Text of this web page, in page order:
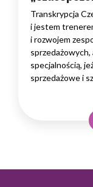
czas?
Transkrypcja
i jestem
i rozwojem
sprzedażowych,
specjalnością,
sprzedażowe i
na co dzień, na
z planowaniem,